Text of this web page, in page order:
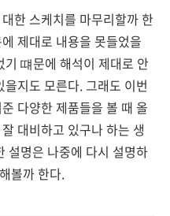
한 스케치를 마무리할까 한
제대로 내용을 못들었을
떄문에 해석이 제대로 안
지도 모른다. 그래도 이번
다양한 제품들을 볼 때 올
대비하고 있구나 하는 생
설명은 나중에 다시 설명하
볼까 한다.